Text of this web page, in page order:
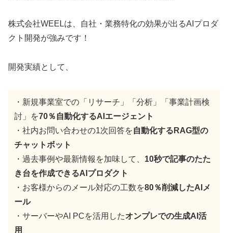
株式会社WEELは、自社・業務特化の効果が出るAIプロダ
クト開発が強みです！
開発実績として、
・新規事業室での「リサーチ」「分析」「事業計画検
討」を70％自動化するAIエージェント
・社内お問い合わせの1次回答を自動化するRAG型の
チャットボット
・過去事例や最新情報を加味して、 10秒で記事のたた
き台を作成できるAIプロダクト
・お客様からのメール対応の工数を80％削減したAIメ
ール
・サーバーやAI PCを活用したオンプレでの生成AI活
用